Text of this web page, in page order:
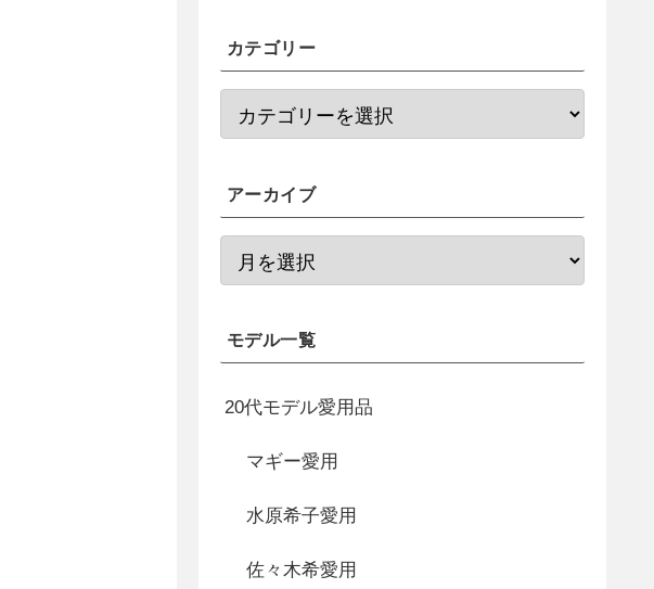
カテゴリー
アーカイブ
モデル一覧
20代モデル愛用品
マギー愛用
水原希子愛用
佐々木希愛用